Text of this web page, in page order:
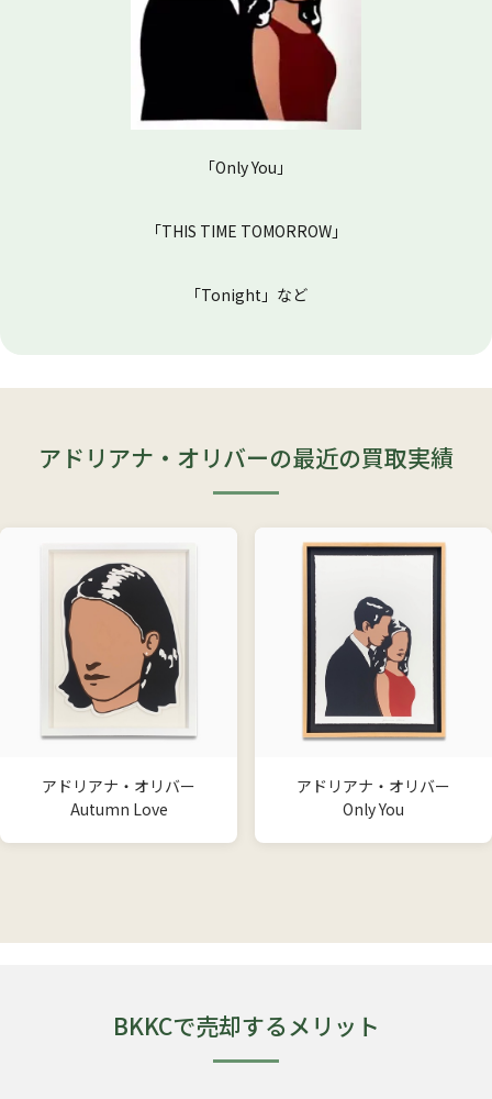
「Only You」
「THIS TIME TOMORROW」
「Tonight」など
アドリアナ・オリバーの最近の買取実績
アドリアナ・オリバー
Autumn Love
アドリアナ・オリバー
Only You
BKKCで売却するメリット